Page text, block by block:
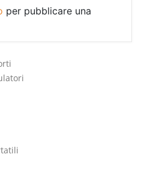
per pubblicare una